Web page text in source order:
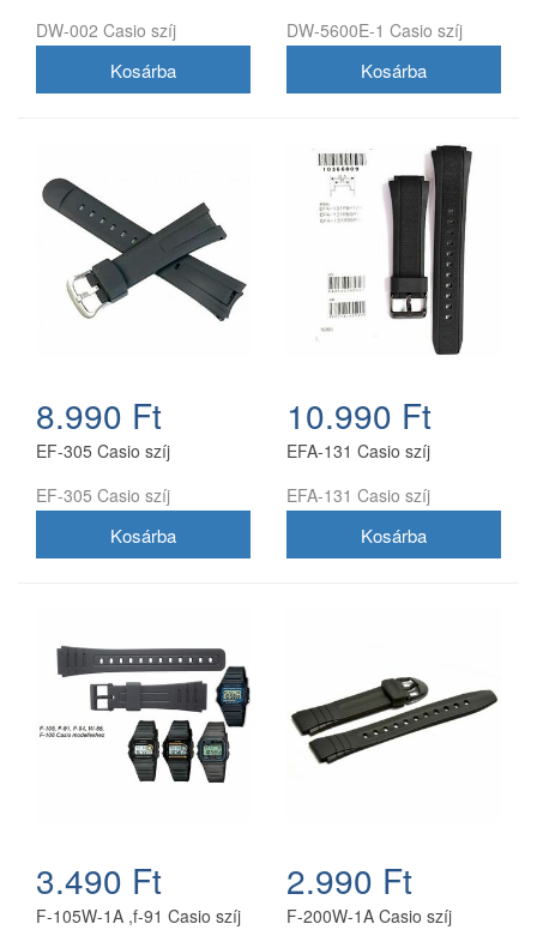
DW-002 Casio szíj
DW-5600E-1 Casio szíj
8.990 Ft
EF-305 Casio szíj
EF-305 Casio szíj
10.990 Ft
EFA-131 Casio szíj
EFA-131 Casio szíj
3.490 Ft
F-105W-1A ,f-91 Casio szíj
2.990 Ft
F-200W-1A Casio szíj